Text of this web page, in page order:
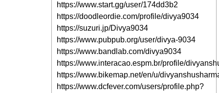
https://www.start.gg/user/174dd3b2
https://doodleordie.com/profile/divya9034
https://suzuri.jp/Divya9034
https://www.pubpub.org/user/divya-9034
https://www.bandlab.com/divya9034
https://www.interacao.espm.br/profile/
https://www.bikemap.net/en/u/
https://www.dcfever.com/users/profile.php?